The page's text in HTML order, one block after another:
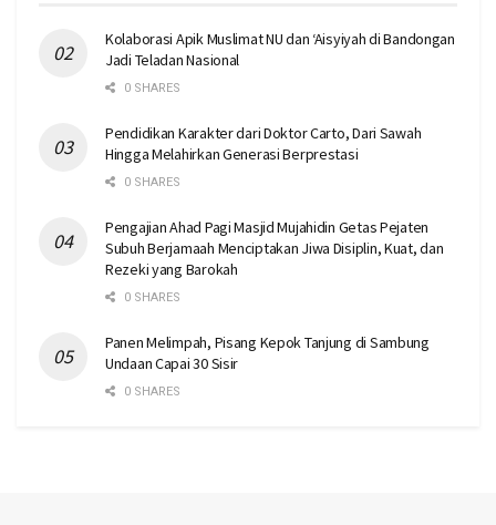
Kolaborasi Apik Muslimat NU dan ‘Aisyiyah di Bandongan
Jadi Teladan Nasional
0 SHARES
Pendidikan Karakter dari Doktor Carto, Dari Sawah
Hingga Melahirkan Generasi Berprestasi
0 SHARES
Pengajian Ahad Pagi Masjid Mujahidin Getas Pejaten
Subuh Berjamaah Menciptakan Jiwa Disiplin, Kuat, dan
Rezeki yang Barokah
0 SHARES
Panen Melimpah, Pisang Kepok Tanjung di Sambung
Undaan Capai 30 Sisir
0 SHARES